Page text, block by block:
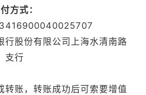
方式：
行股份有限公司上海水清南路
支行
转账，转账成功后可索要增值